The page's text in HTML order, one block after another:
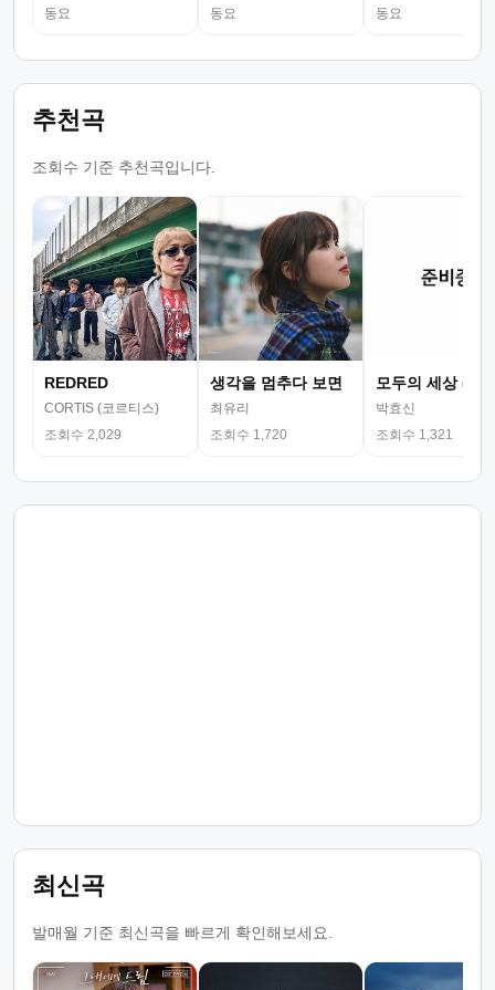
동요 동요 동요
추천곡
조회수 기준 추천곡입니다.
REDRED
CORTIS (코르티스)
조회수 2,029
생각을 멈추다 보면
최유리
조회수 1,720
모두의 세상 (뮤
박효신
조회수 1,321
최신곡
발매월 기준 최신곡을 빠르게 확인해보세요.